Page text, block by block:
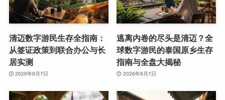
清迈数字游民生存全指南：
从签证政策到联合办公与长
居实测
2026年8月7日
逃离内卷的尽头是清迈？全
球数字游民的泰国原乡生存
指南与全盘大揭秘
2026年8月7日